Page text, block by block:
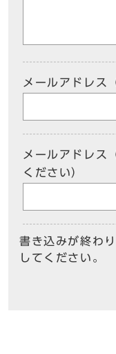
メールアドレス
メールアドレス
ください）
書き込みが終わ
してください。